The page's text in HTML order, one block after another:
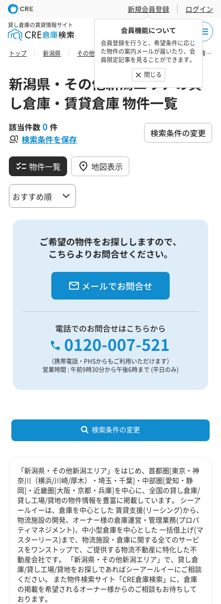
新規会員登録
会員機能について
会員登録を行うと、希望条件に応じ
た物件の案内メールが届いたり、会
員限定記事を見ることができます。
閉じる
ログイン
貸し倉庫の賃貸情報サイト
トップ 新潟県 その他新潟エリア 小千谷市の貸し倉庫・賃貸倉庫 物件一覧
新潟県・その他新潟エリアの貸
し倉庫・賃貸倉庫 物件一覧
該当件数0 件
検索条件を保存
検索条件の変更
物件一覧 地図表示
ご希望の物件をお探ししますので、
こちらよりお問合せください。
メールでお問合せ
電話でのお問合せはこちらから
0120-007-521
（携帯電話・PHSからもご利用いただけます）
営業時間 : 午前9時30分から午後6時まで (平日のみ)
検索条件の変更
「新潟県・その他新潟エリア」をはじめ、首都圏[東京・神
奈川（横浜/川崎/厚木）・埼玉・千葉]・中部圏[愛知・静
岡]・近畿圏[大阪・京都・兵庫]を中心に、全国の貸し倉庫/
貸し工場/貸地の物件情報を豊富に掲載しています。 シーア
ールイーは、倉庫を中心とした 賃貸支援(リーシング)から、
物流施設の開発、オーナー様の倉庫運営・管理業務(プロパ
ティマネジメント)、中小型倉庫を中心とした 一括借上げ(マ
スターリース)まで、物流施設・倉庫に関する全てのサービ
スをワンストップで、ご提供する物流不動産に特化した不
動産会社です。 「新潟県・その他新潟エリア」で、貸し倉
庫/貸し工場/貸地をお探しであればシーアールイーにご相談
ください。 また物件検索サイト「CRE倉庫検索」に、倉庫
の掲載を希望されるオーナー様からのご相談もお待ちして
おります。